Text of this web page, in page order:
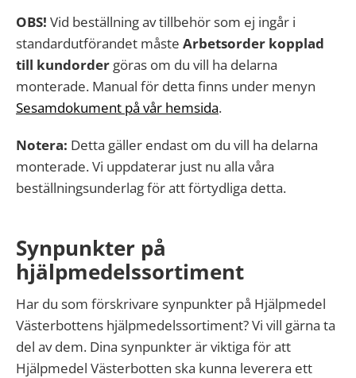
OBS! Vid beställning av tillbehör som ej ingår i
standardutförandet måste Arbetsorder kopplad
till kundorder göras om du vill ha delarna
monterade. Manual för detta finns under menyn
Sesamdokument på vår hemsida.
Notera: Detta gäller endast om du vill ha delarna
monterade. Vi uppdaterar just nu alla våra
beställningsunderlag för att förtydliga detta.
Synpunkter på
hjälpmedelssortiment
Har du som förskrivare synpunkter på Hjälpmedel
Västerbottens hjälpmedelssortiment? Vi vill gärna ta
del av dem. Dina synpunkter är viktiga för att
Hjälpmedel Västerbotten ska kunna leverera ett